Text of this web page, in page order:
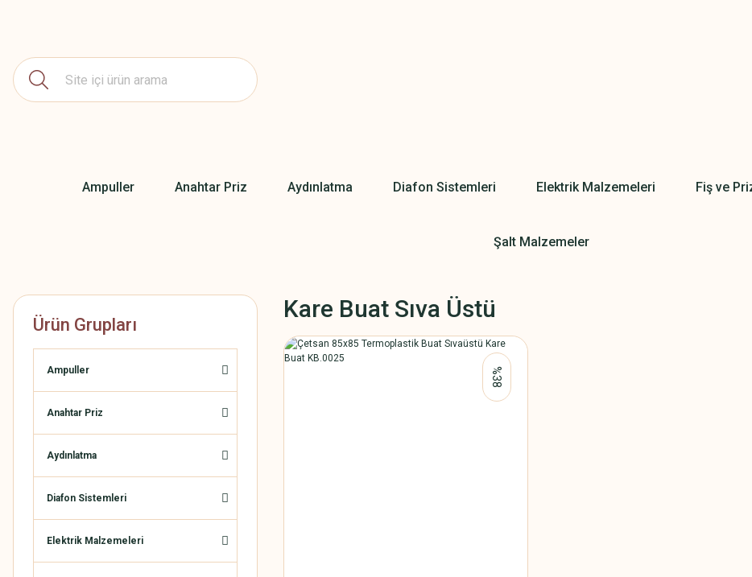
Ampuller Anahtar Priz Aydınlatma Diafon Sistemleri Elektrik Malzemeleri Fiş ve
Şalt Malzemeler
Ürün Grupları
Ampuller
Anahtar Priz
Aydınlatma
Diafon Sistemleri
Elektrik Malzemeleri
Kare Buat Sıva Üstü
%38